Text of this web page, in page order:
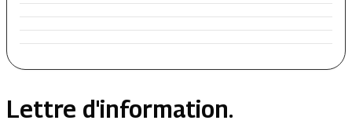
Lettre d'information.